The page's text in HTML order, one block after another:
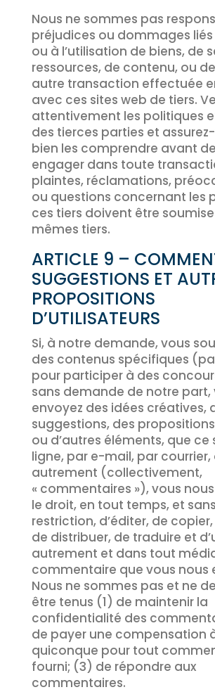
Nous ne sommes pas
préjudices ou dommages liés
ou à l’utilisation de biens, de
ressources, de contenu, ou
autre transaction effectuée
avec ces sites web de tiers.
attentivement les politiques
des tierces parties et
bien les comprendre avant
engager dans toute
plaintes, réclamations,
ou questions concernant les
ces tiers doivent être
mêmes tiers.
ARTICLE 9 –
SUGGESTIONS ET
PROPOSITIONS
D’UTILISATEURS
Si, à notre demande, vous
des contenus spécifiques
pour participer à des
sans demande de notre part,
envoyez des idées créatives,
suggestions, des
ou d’autres éléments, que ce
ligne, par e-mail, par courrier,
autrement (collectivement,
« commentaires »), vous
le droit, en tout temps, et sans
restriction, d’éditer, de
de distribuer, de traduire et
autrement et dans tout
commentaire que vous nous
Nous ne sommes pas et ne
être tenus (1) de maintenir la
confidentialité des
de payer une compensation
quiconque pour tout
fourni; (3) de répondre aux
commentaires.